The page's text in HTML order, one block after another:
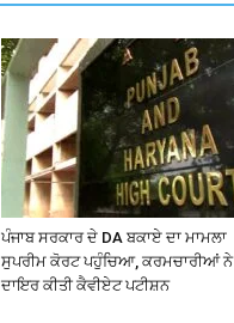
ਪੰਜਾਬ ਸਰਕਾਰ ਦੇ DA ਬਕਾਏ ਦਾ ਮਾਮਲਾ
ਸੁਪਰੀਮ ਕੋਰਟ ਪਹੁੰਚਿਆ, ਕਰਮਚਾਰੀਆਂ ਨੇ
ਦਾਇਰ ਕੀਤੀ ਕੈਵੀਏਟ ਪਟੀਸ਼ਨ